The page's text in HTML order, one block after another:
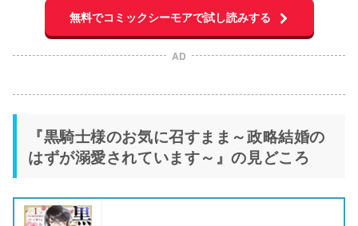
無料でコミックシーモアで試し読みする
AD
『黒騎士様のお気に召すまま～政略結婚の
はずが溺愛されています～』の見どころ